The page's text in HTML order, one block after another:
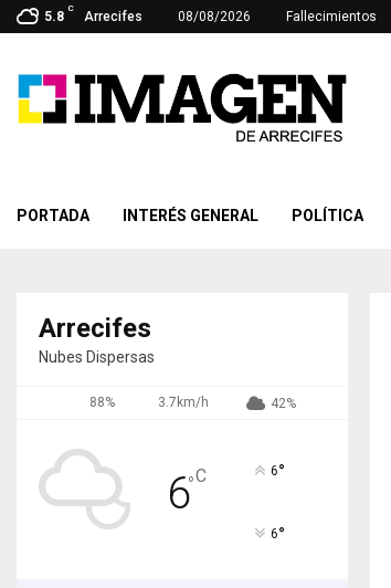
5.8
C
Arrecifes 08/08/2026 Fallecimientos
PORTADA INTERÉS GENERAL POLÍTICA
Arrecifes
Nubes Dispersas
88% 3.7km/h 42%
6°C 6°
6°